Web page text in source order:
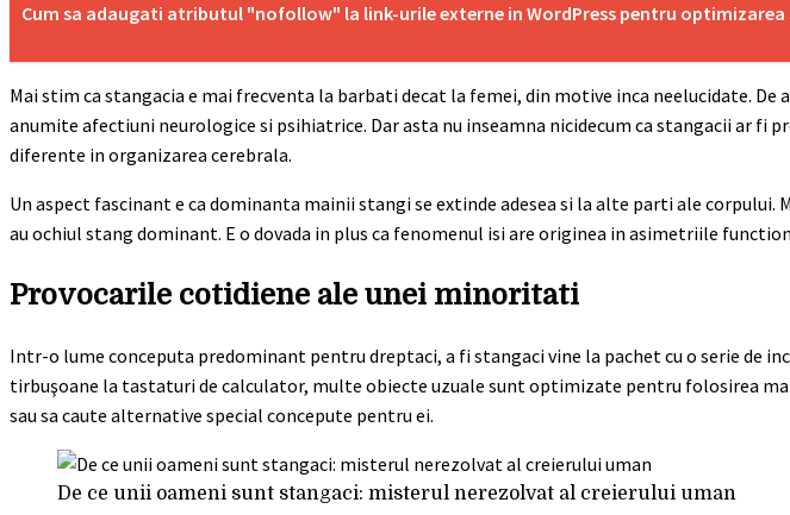
Cum sa adaugati atributul "nofollow" la link-urile externe in WordPress pentru optimizarea
Mai stim ca stangacia e mai frecventa la barbati decat la femei, din motive inca neelucidate. De
anumite afectiuni neurologice si psihiatrice. Dar asta nu inseamna nicidecum ca stangacii ar fi
diferente in organizarea cerebrala.
Un aspect fascinant e ca dominanta mainii stangi se extinde adesea si la alte parti ale
au ochiul stang dominant. E o dovada in plus ca fenomenul isi are originea in asimetriile
Provocarile cotidiene ale unei minoritati
Intr-o lume conceputa predominant pentru dreptaci, a fi stangaci vine la pachet cu o serie de
tirbuşoane la tastaturi de calculator, multe obiecte uzuale sunt optimizate pentru folosirea
sau sa caute alternative special concepute pentru ei.
De ce unii oameni sunt stangaci: misterul nerezolvat al creierului uman